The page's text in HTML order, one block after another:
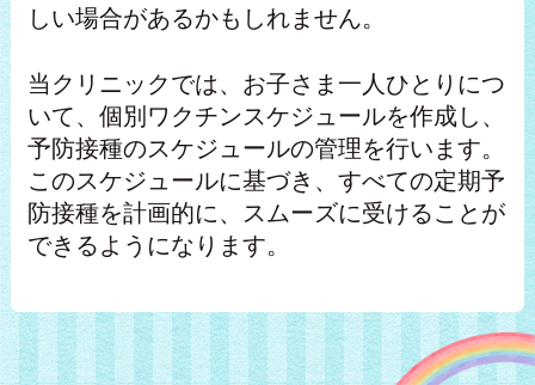
しい場合があるかもしれません。
当クリニックでは、お子さま一人ひとりにつ
いて、個別ワクチンスケジュールを作成し、
予防接種のスケジュールの管理を行います。
このスケジュールに基づき、すべての定期予
防接種を計画的に、スムーズに受けることが
できるようになります。